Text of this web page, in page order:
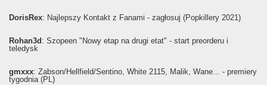
DorisRex: Najlepszy Kontakt z Fanami - zagłosuj (Popkillery 2021)
Rohan3d : Szopeen "Nowy etap na drugi etat" - start preorderu i
teledysk
gmxxx: Żabson/Hellfield/Sentino, White 2115, Malik, Wane... - premiery
tygodnia (PL)